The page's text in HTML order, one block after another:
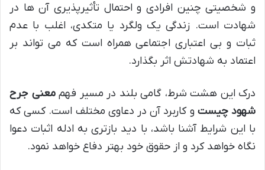
و شخصیتی چنین افرادی و احتمال تأثیرپذیری آن ها در
شهادت است. زندگی یک ولگرد یا متکدی، اغلب با عدم
ثبات و بی اعتباری اجتماعی همراه است که می تواند بر
اعتماد به شهادتش اثر بگذارد.
درک این هشت شرط، گامی بلند در مسیر فهممعنی جرح
شهود چیست و کاربرد آن در دعاوی مختلف است. کسی که
با این شرایط آشنا باشد، با دید بازتری به ادله اثبات دعوا
نگاه خواهد کرد و از حقوق خود بهتر دفاع خواهد نمود.